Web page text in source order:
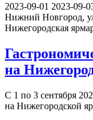
2023-09-01 2023-09-
Нижний Новгород,
Нижегородская
на
С 1 по 3 сентября
на Нижегородской